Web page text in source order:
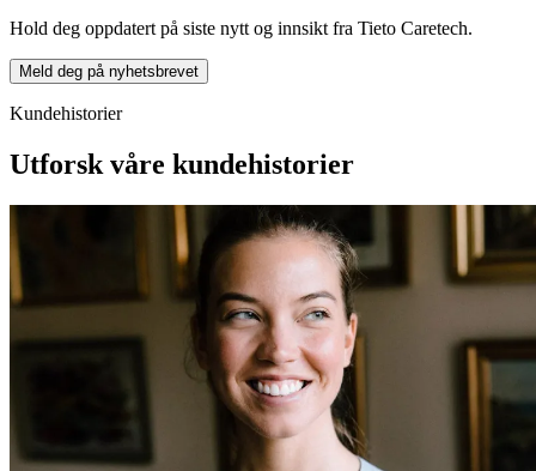
Hold deg oppdatert på siste nytt og innsikt fra Tieto Caretech.
Meld deg på nyhetsbrevet
Kundehistorier
Utforsk våre kundehistorier